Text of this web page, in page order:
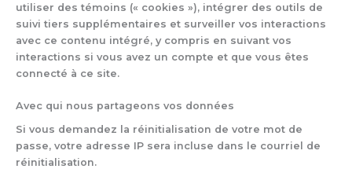
utiliser des témoins (« cookies »), intégrer des outils de
suivi tiers supplémentaires et surveiller vos interactions
avec ce contenu intégré, y compris en suivant vos
interactions si vous avez un compte et que vous êtes
connecté à ce site.
Avec qui nous partageons vos données
Si vous demandez la réinitialisation de votre mot de
passe, votre adresse IP sera incluse dans le courriel de
réinitialisation.